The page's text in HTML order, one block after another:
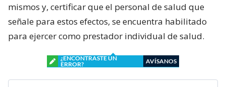
mismos y, certificar que el personal de salud que
señale para estos efectos, se encuentra habilitado
para ejercer como prestador individual de salud.
¿ENCONTRASTE UN
ERROR?
AVÍSANOS